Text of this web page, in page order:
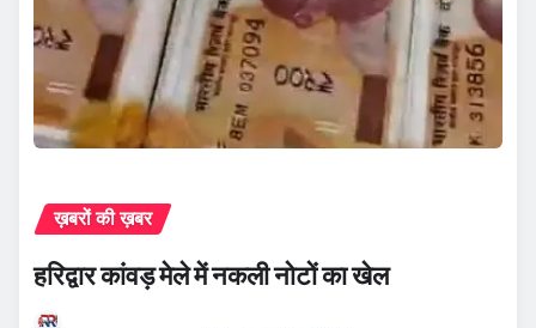
ख़बरों की ख़बर
हरिद्वार कांवड़ मेले में नकली नोटों का खेल